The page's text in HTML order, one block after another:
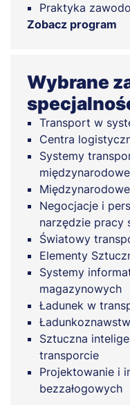
Praktyka
Zobacz program
Wybrane
Transport w
Centra
Systemy
Negocjacje i
narzędzie pracy
Światowy
Elementy
Systemy
magazynowych
Ładunek w
Sztuczna
transporcie
Projektowanie i
bezzałogowych